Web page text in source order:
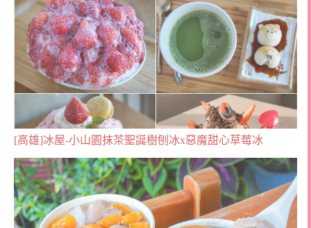
[高雄]冰屋-小山園抹茶聖誕樹刨冰x惡魔甜心草莓冰